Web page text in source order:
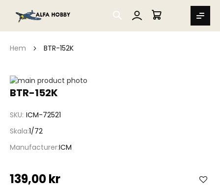
SEARCH
MIN VARUKORG
Hem BTR-152K
BTR-152K
SKU ICM-72521
Skala 1/72
ManufacturerICM
139,00 kr
Hoppa
till
bildgalleriet
Hoppa
av
bildgalleriet